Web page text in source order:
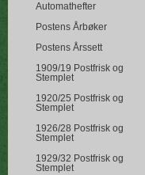
Automathefter
Postens Årbøker
Postens Årssett
1909/19 Postfrisk og
Stemplet
1920/25 Postfrisk og
Stemplet
1926/28 Postfrisk og
Stemplet
1929/32 Postfrisk og
Stemplet